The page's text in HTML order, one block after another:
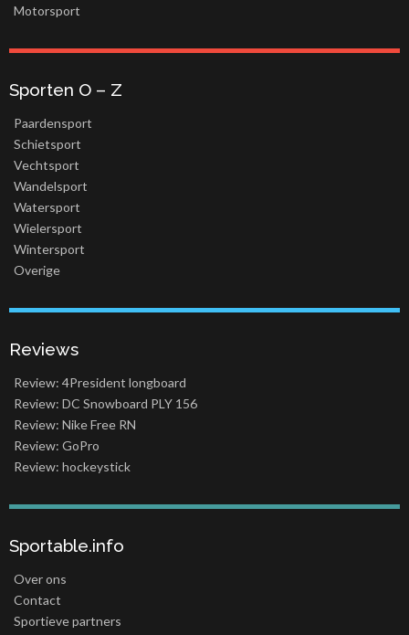
Motorsport
Sporten O – Z
Paardensport
Schietsport
Vechtsport
Wandelsport
Watersport
Wielersport
Wintersport
Overige
Reviews
Review: 4President longboard
Review: DC Snowboard PLY 156
Review: Nike Free RN
Review: GoPro
Review: hockeystick
Sportable.info
Over ons
Contact
Sportieve partners